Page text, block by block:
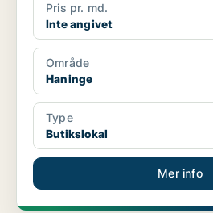
Pris pr. md.
Inte angivet
Område
Haninge
Type
Butikslokal
Mer info